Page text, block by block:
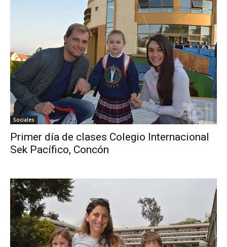
Sociales
Primer día de clases Colegio Internacional
Sek Pacífico, Concón